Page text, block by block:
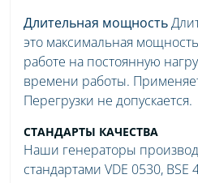
Длительная мощность
это максимальная
работе на постоянную
времени работы.
Перегрузки не допускается.
СТАНДАРТЫ КАЧЕСТВА
Наши генераторы
стандартами VDE 0530, BSE